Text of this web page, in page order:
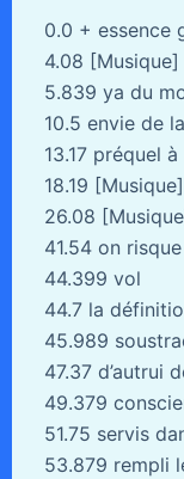
0.0 + essence
4.08 [Musique]
5.839 ya du
10.5 envie de
13.17 préquel
18.19 [Musique]
26.08
41.54 on
44.399 vol
44.7 la
45.989
47.37 d’autrui
49.379
51.75 servis
53.879 rempli